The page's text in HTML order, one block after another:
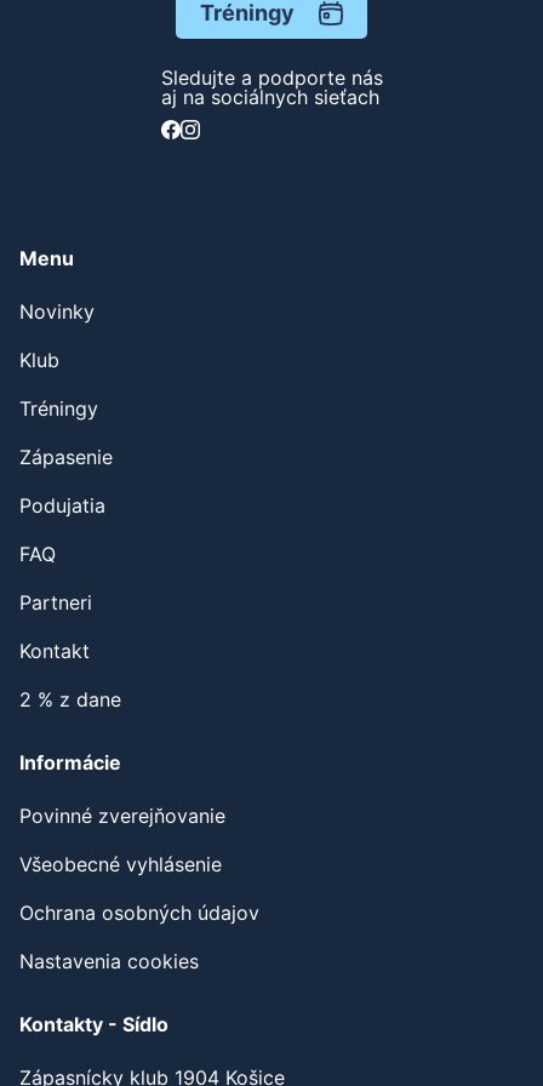
Tréningy
Sledujte a podporte nás
aj na sociálnych sieťach
Menu
Novinky
Klub
Tréningy
Zápasenie
Podujatia
FAQ
Partneri
Kontakt
2 % z dane
Informácie
Povinné zverejňovanie
Všeobecné vyhlásenie
Ochrana osobných údajov
Nastavenia cookies
Kontakty - Sídlo
Zápasnícky klub 1904 Košice